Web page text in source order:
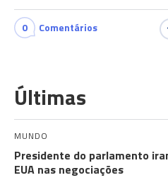
0 Comentários
Últimas
MUNDO
Presidente do parlamento
EUA nas negociações